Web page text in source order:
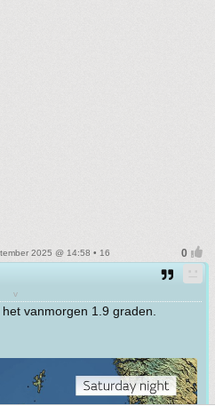
2025 @ 14:58 • 16
v
vanmorgen 1.9 graden.